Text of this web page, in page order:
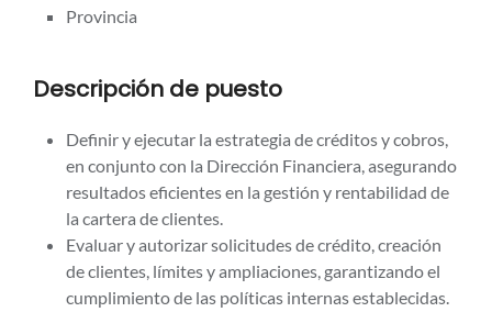
Provincia
Descripción de puesto
Definir y ejecutar la estrategia de créditos y cobros,
en conjunto con la Dirección Financiera, asegurando
resultados eficientes en la gestión y rentabilidad de
la cartera de clientes.
Evaluar y autorizar solicitudes de crédito, creación
de clientes, límites y ampliaciones, garantizando el
cumplimiento de las políticas internas establecidas.